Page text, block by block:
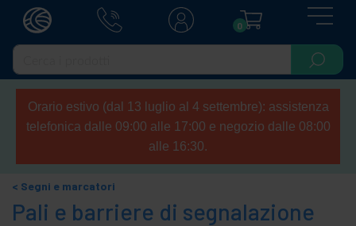
0
Orario estivo (dal 13 luglio al 4 settembre): assistenza
telefonica dalle 09:00 alle 17:00 e negozio dalle 08:00
alle 16:30.
Segni e marcatori
Pali e barriere di segnalazione